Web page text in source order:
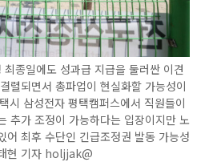
종일에도 성과급 지급을 둘러싼 이견
렬되면서 총파업이 현실화할 가능성이
시 삼성전자 평택캠퍼스에서 직원들이
추가 조정이 가능하다는 입장이지만 노
어 최후 수단인 긴급조정권 발동 가능성
현 기자 holjjak@